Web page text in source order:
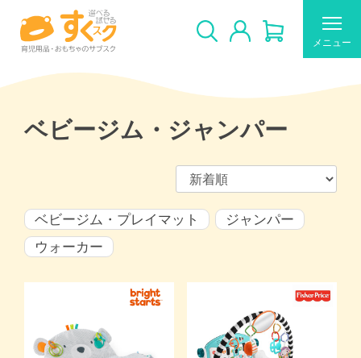
メニュー
すくスクのご利用について
新着商品 おすすめ
ギフトカードの使い方
ベビージム・ジャンパー
ベビージム・プレイマット
ジャンパー
ウォーカー